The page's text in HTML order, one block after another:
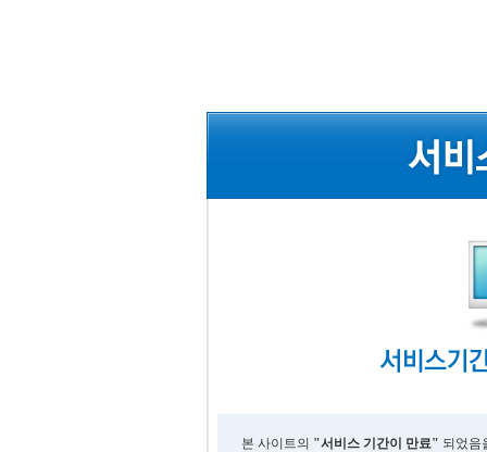
본 사이트의 "서비스 기간이 만료" 되었음